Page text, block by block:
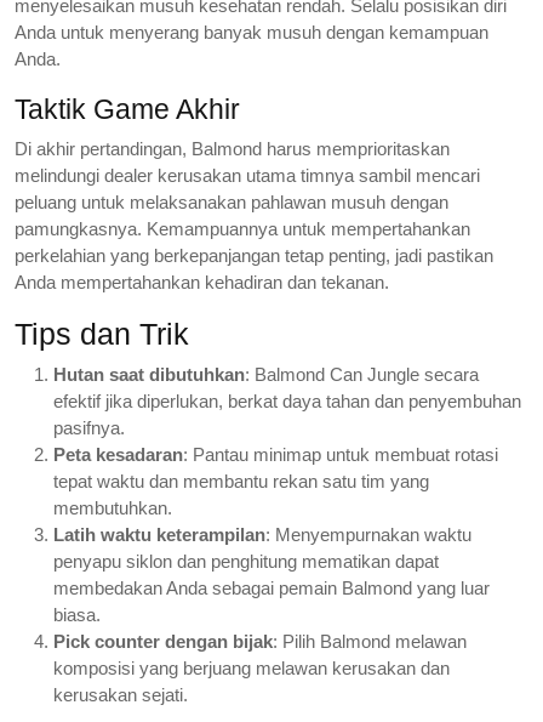
menyelesaikan musuh kesehatan rendah. Selalu posisikan diri
Anda untuk menyerang banyak musuh dengan kemampuan
Anda.
Taktik Game Akhir
Di akhir pertandingan, Balmond harus memprioritaskan
melindungi dealer kerusakan utama timnya sambil mencari
peluang untuk melaksanakan pahlawan musuh dengan
pamungkasnya. Kemampuannya untuk mempertahankan
perkelahian yang berkepanjangan tetap penting, jadi pastikan
Anda mempertahankan kehadiran dan tekanan.
Tips dan Trik
Hutan saat dibutuhkan: Balmond Can Jungle secara
efektif jika diperlukan, berkat daya tahan dan penyembuhan
pasifnya.
Peta kesadaran: Pantau minimap untuk membuat rotasi
tepat waktu dan membantu rekan satu tim yang
membutuhkan.
Latih waktu keterampilan: Menyempurnakan waktu
penyapu siklon dan penghitung mematikan dapat
membedakan Anda sebagai pemain Balmond yang luar
biasa.
Pick counter dengan bijak: Pilih Balmond melawan
komposisi yang berjuang melawan kerusakan dan
kerusakan sejati.